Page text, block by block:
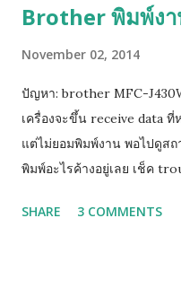
อยู่ด้านข้าง)
Brother พิมพ์ง
November 02, 2014
ปัญหา: brother MFC-
เครื่องจะขึ้น receive data
แต่ไม่ยอมพิมพ์งาน พอไปดูสถ
พิมพ์อะไรค้างอยู่เลย เช็ค
print ได้ แต่ไม่สามารถพิมพ์
SHARE 3 COMMENTS